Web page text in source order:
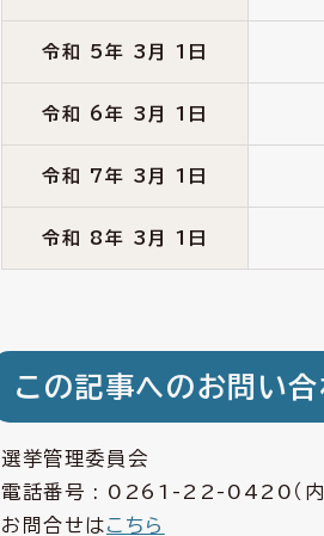
令和 5年 3月 1日
令和 6年 3月 1日
令和 7年 3月 1日
令和 8年 3月 1日
この記事へのお問い合
選挙管理委員会
電話番号 : 0261-22-0420 （
お問合せはこちら